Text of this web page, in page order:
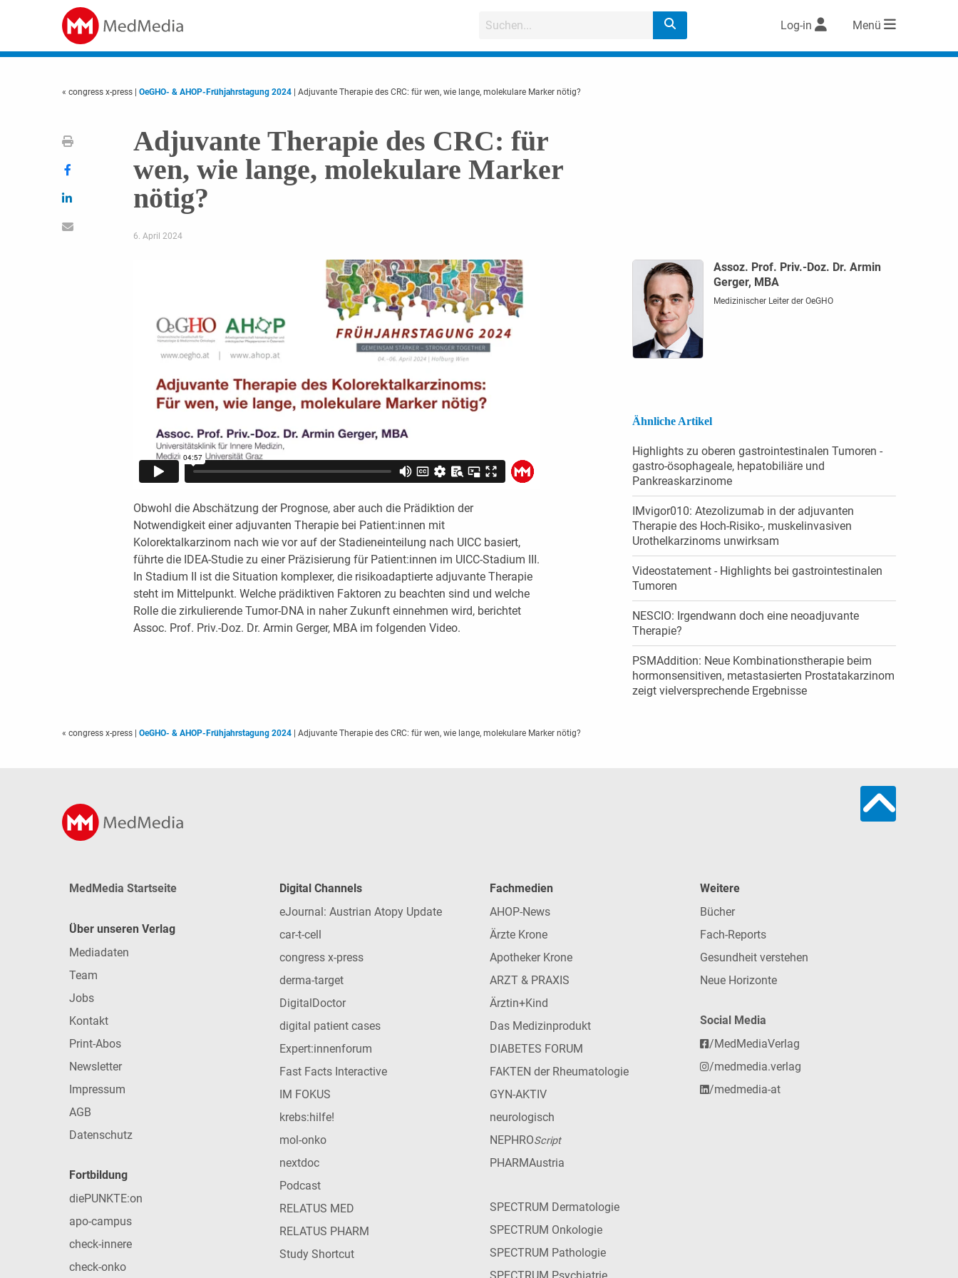
Log-in Menü
« congress x-press OeGHO- & AHOP-Frühjahrstagung 2024 | Adjuvante Therapie des CRC: für wen, wie lange, molekulare Marker nötig?
Adjuvante Therapie des CRC: für
wen, wie lange, molekulare Marker
nötig?
6. April 2024
Obwohl die Abschätzung der Prognose, aber auch die Prädiktion der
Notwendigkeit einer adjuvanten Therapie bei Patient:innen mit
Kolorektalkarzinom nach wie vor auf der Stadieneinteilung nach UICC basiert,
führte die IDEA-Studie zu einer Präzisierung für Patient:innen im UICC-Stadium III.
In Stadium II ist die Situation komplexer, die risikoadaptierte adjuvante Therapie
steht im Mittelpunkt. Welche prädiktiven Faktoren zu beachten sind und welche
Rolle die zirkulierende Tumor-DNA in naher Zukunft einnehmen wird, berichtet
Assoc. Prof. Priv.-Doz. Dr. Armin Gerger, MBA im folgenden Video.
Assoz. Prof. Priv.-Doz. Dr. Armin
Gerger, MBA
Medizinischer Leiter der OeGHO
Ähnliche Artikel
Highlights zu oberen gastrointestinalen Tumoren -
gastro-ösophageale, hepatobiliäre und
Pankreaskarzinome
IMvigor010: Atezolizumab in der adjuvanten
Therapie des Hoch-Risiko-, muskelinvasiven
Urothelkarzinoms unwirksam
Videostatement - High­lights bei gastro­intestinalen
Tumoren
NESCIO: Irgendwann doch eine neoadjuvante
Therapie?
PSMAddition: Neue Kombinationstherapie beim
hormonsensitiven, metastasierten Prostatakarzinom
zeigt vielversprechende Ergebnisse
« congress x-press OeGHO- & AHOP-Frühjahrstagung 2024 | Adjuvante Therapie des CRC: für wen, wie lange, molekulare Marker nötig?
MedMedia Startseite
Über unseren Verlag
Mediadaten
Team
Jobs
Kontakt
Print-Abos
Newsletter
Impressum
AGB
Datenschutz
Fortbildung
diePUNKTE:on
apo-campus
check-innere
check-onko
Digital Channels
eJournal: Austrian Atopy Update
car-t-cell
congress x-press
derma-target
DigitalDoctor
digital patient cases
Expert:innenforum
Fast Facts Interactive
IM FOKUS
krebs:hilfe!
mol-onko
nextdoc
Podcast
RELATUS MED
RELATUS PHARM
Study Shortcut
Fachmedien
AHOP-News
Ärzte Krone
Apotheker Krone
ARZT & PRAXIS
Ärztin+Kind
Das Medizinprodukt
DIABETES FORUM
FAKTEN der Rheumatologie
GYN-AKTIV
neurologisch
NEPHROScript
PHARMAustria
SPECTRUM Dermatologie
SPECTRUM Onkologie
SPECTRUM Pathologie
Weitere
Bücher
Fach-Reports
Gesundheit verstehen
Neue Horizonte
Social Media
/MedMediaVerlag
/medmedia.verlag
/medmedia-at